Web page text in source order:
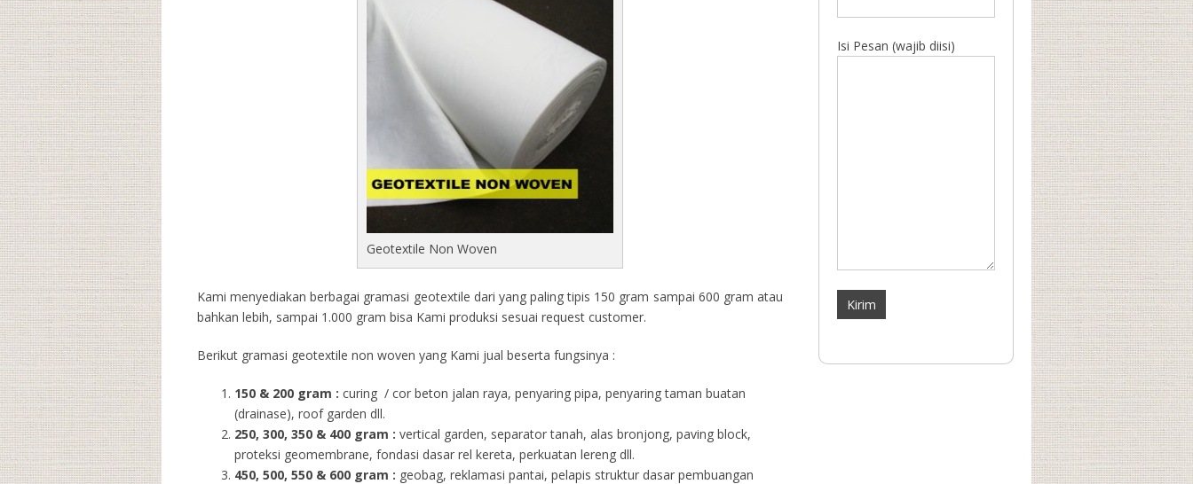
Geotextile Non Woven
Kami menyediakan berbagai gramasi geotextile dari yang paling tipis 150 gram sampai 600 gram atau
bahkan lebih, sampai 1.000 gram bisa Kami produksi sesuai request customer.
Berikut gramasi geotextile non woven yang Kami jual beserta fungsinya :
150 & 200 gram : curing / cor beton jalan raya, penyaring pipa, penyaring taman buatan
(drainase), roof garden dll.
250, 300, 350 & 400 gram : vertical garden, separator tanah, alas bronjong, paving block,
proteksi geomembrane, fondasi dasar rel kereta, perkuatan lereng dll.
450, 500, 550 & 600 gram : geobag, reklamasi pantai, pelapis struktur dasar pembuangan
Isi Pesan (wajib diisi)